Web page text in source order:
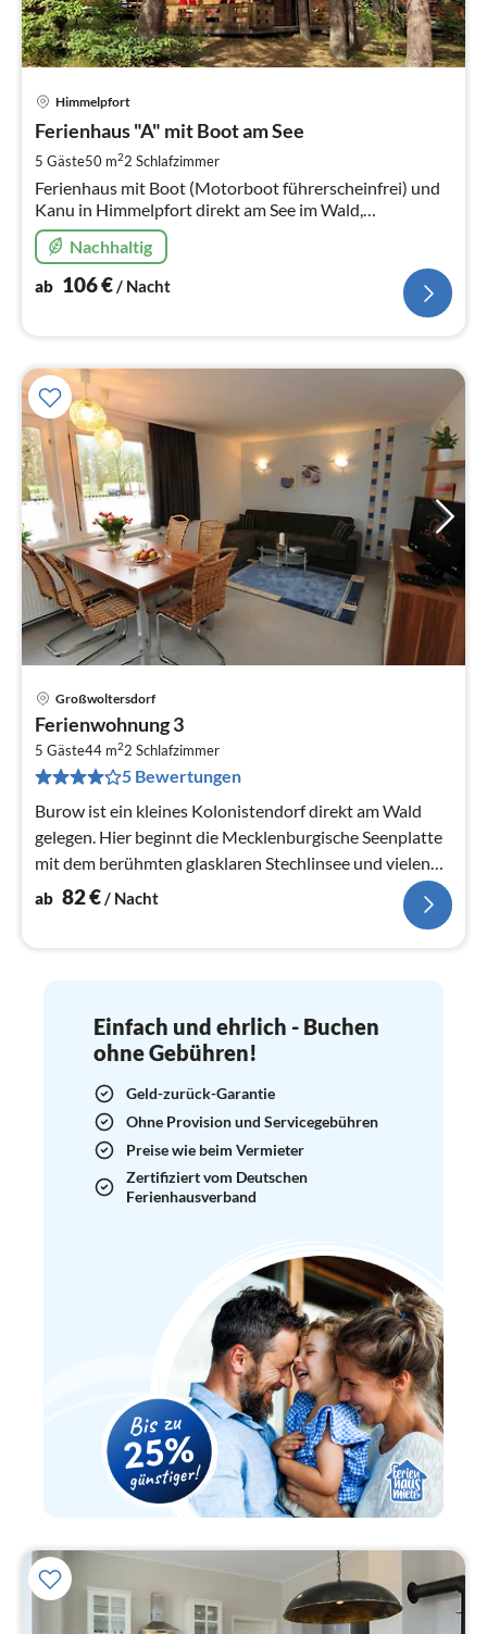
Himmelpfort
Ferienhaus "A" mit Boot am See
5 Gäste50 m22 Schlafzimmer
Ferienhaus mit Boot (Motorboot führerscheinfrei) und
Kanu in Himmelpfort direkt am See im Wald,
Erholungsurlaub in der Mecklenburger Seenplatte auch
mit HundNachhaltig
ab 106€/ Nacht
Großwoltersdorf
Ferienwohnung 3
5 Gäste44 m22 Schlafzimmer
5 Bewertungen
Burow ist ein kleines Kolonistendorf direkt am Wald
gelegen. Hier beginnt die Mecklenburgische Seenplatte
mit dem berühmten glasklaren Stechlinsee und vielen
weiteren Badeseen,...
ab 82€/ Nacht
Einfach und ehrlich - Buchen
ohne Gebühren!
Geld-zurück-Garantie
Ohne Provision und Servicegebühren
Preise wie beim Vermieter
Zertifiziert vom Deutschen
Ferienhausverband